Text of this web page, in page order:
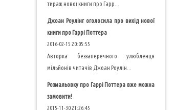
тираж нової книги про Гарр...
Джоан Роулінг оголосила про вихід нової
книги про Гаррі Поттера
2016-02-15 20:05:55
Авторка беззаперечного улюбленця
мільйонів читачів Джоан Роулін...
Розмальовку про Гаррі Поттера вже можна
замовити!
2015-11-30 21:26:45